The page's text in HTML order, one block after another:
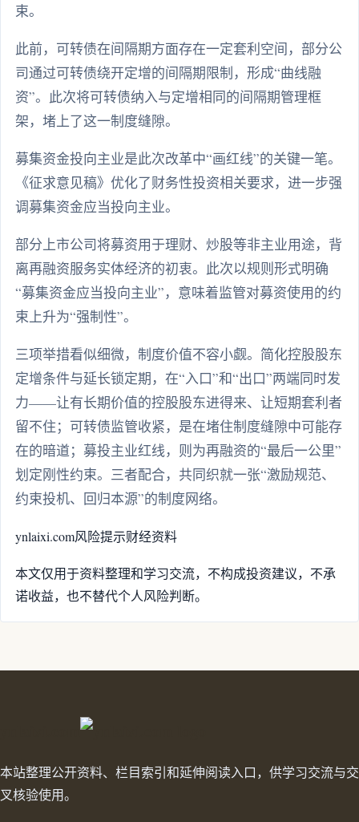
束。
此前，可转债在间隔期方面存在一定套利空间，部分公
司通过可转债绕开定增的间隔期限制，形成“曲线融
资”。此次将可转债纳入与定增相同的间隔期管理框
架，堵上了这一制度缝隙。
募集资金投向主业是此次改革中“画红线”的关键一笔。
《征求意见稿》优化了财务性投资相关要求，进一步强
调募集资金应当投向主业。
部分上市公司将募资用于理财、炒股等非主业用途，背
离再融资服务实体经济的初衷。此次以规则形式明确
“募集资金应当投向主业”，意味着监管对募资使用的约
束上升为“强制性”。
三项举措看似细微，制度价值不容小觑。简化控股股东
定增条件与延长锁定期，在“入口”和“出口”两端同时发
力——让有长期价值的控股股东进得来、让短期套利者
留不住；可转债监管收紧，是在堵住制度缝隙中可能存
在的暗道；募投主业红线，则为再融资的“最后一公里”
划定刚性约束。三者配合，共同织就一张“激励规范、
约束投机、回归本源”的制度网络。
ynlaixi.com风险提示财经资料
本文仅用于资料整理和学习交流，不构成投资建议，不承
诺收益，也不替代个人风险判断。
本站整理公开资料、栏目索引和延伸阅读入口，供学习交流与交
叉核验使用。